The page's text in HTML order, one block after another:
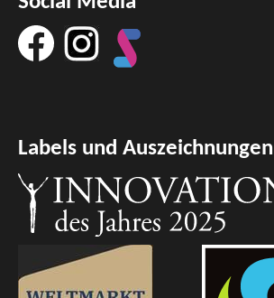
Labels und Auszeichnungen